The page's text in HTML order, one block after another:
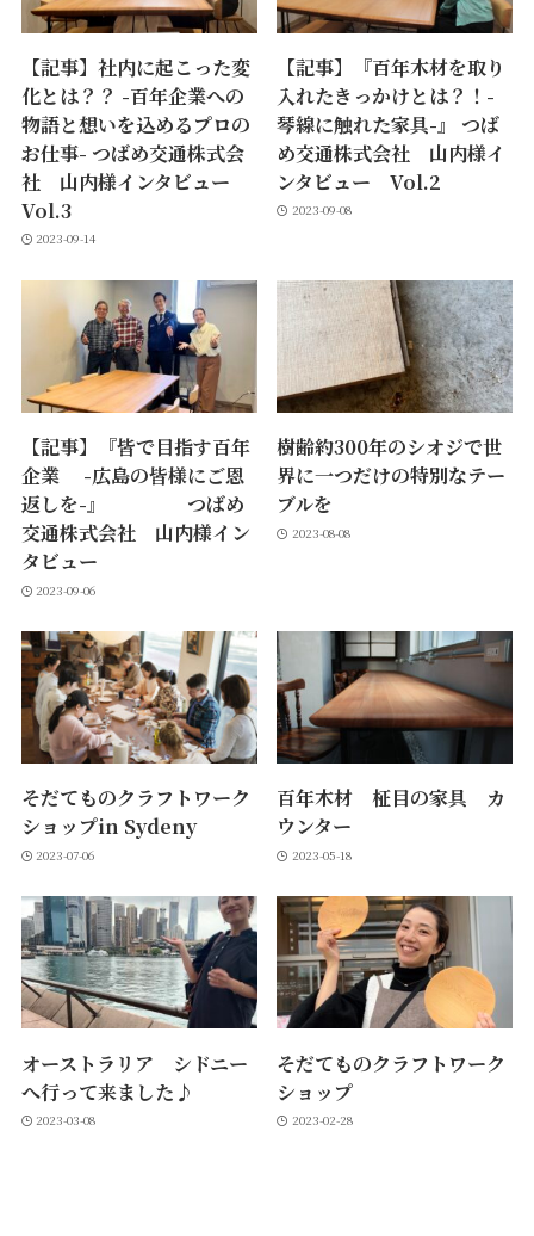
【記事】社内に起こった変
化とは？？ -百年企業への
物語と想いを込めるプロの
お仕事- つばめ交通株式会
社 山内様インタビュー
Vol.3
2023-09-14
【記事】『百年木材を取り
入れたきっかけとは？！-
琴線に触れた家具-』 つば
め交通株式会社 山内様イ
ンタビュー Vol.2
2023-09-08
【記事】『皆で目指す百年
企業 -広島の皆様にご恩
返しを-』 つばめ
交通株式会社 山内様イン
タビュー
2023-09-06
樹齢約300年のシオジで世
界に一つだけの特別なテー
ブルを
2023-08-08
そだてものクラフトワーク
ショップin Sydeny
2023-07-06
百年木材 柾目の家具 カ
ウンター
2023-05-18
オーストラリア シドニー
へ行って来ました♪
2023-03-08
そだてものクラフトワーク
ショップ
2023-02-28